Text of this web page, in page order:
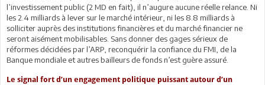
l’investissement public (2 MD en fait), il n’augure aucune réelle relance. Ni
les 2.4 milliards à lever sur le marché intérieur, ni les 8.8 milliards à
solliciter auprès des institutions financières et du marché financier ne
seront aisément mobilisables. Sans donner des gages sérieux de
réformes décidées par l’ARP, reconquérir la confiance du FMI, de la
Banque mondiale et autres bailleurs de fonds n’est guère assuré.
Le signal fort d’un engagement politique puissant autour d’un